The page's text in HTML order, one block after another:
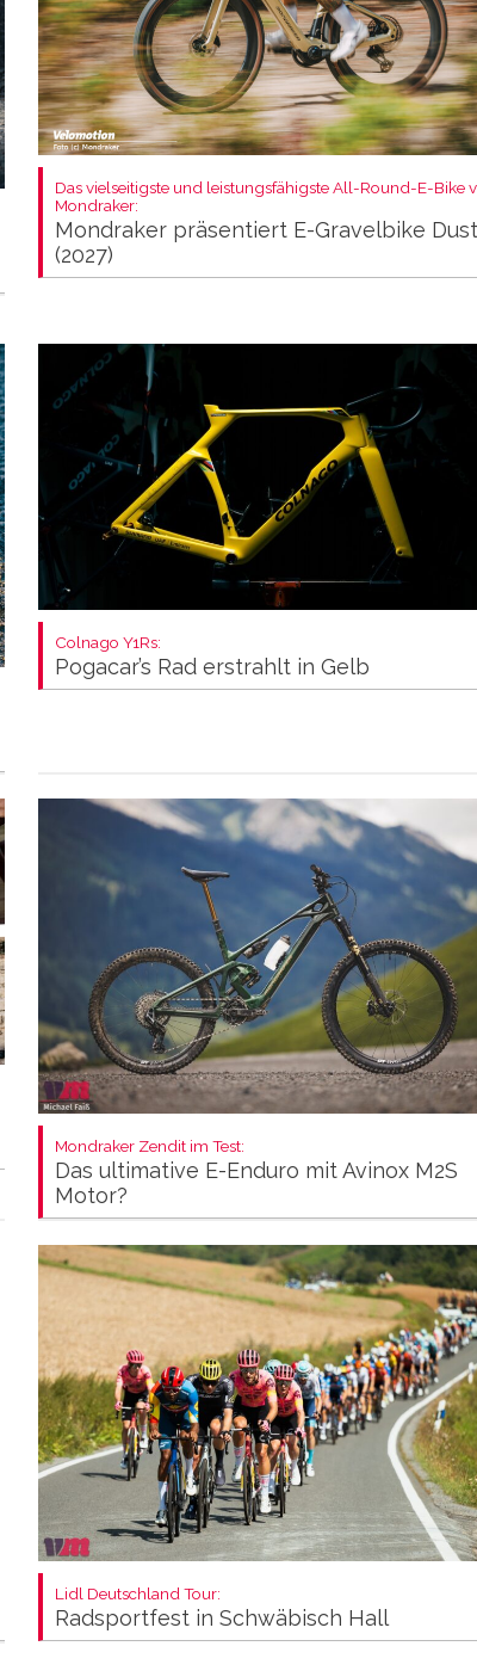
Das vielseitigste und leistungsfähigste All-Round-E-Bike
Mondraker:
Mondraker präsentiert E-Gravelbike
(2027)
Colnago Y1Rs:
Pogacar’s Rad erstrahlt in Gelb
Mondraker Zendit im Test:
Das ultimative E-Enduro mit Avinox M2S
Motor?
Lidl Deutschland Tour:
Radsportfest in Schwäbisch Hall